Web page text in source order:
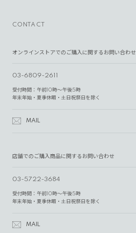
CONTACT
オンラインストアでのご購入に関するお問い合わせ
03-6809-2611
受付時間：午前10時～午後5時
年末年始・夏季休暇・土日祝祭日を除く
MAIL
店舗でのご購入商品に関するお問い合わせ
03-5722-3684
受付時間：午前10時～午後5時
年末年始・夏季休暇・土日祝祭日を除く
MAIL